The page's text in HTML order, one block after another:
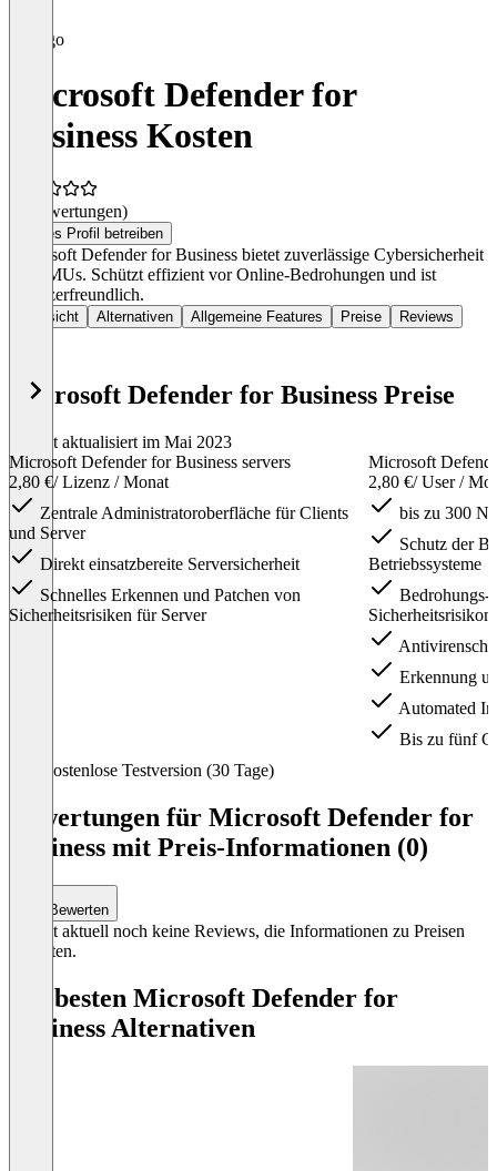
Microsoft Defender for
Business Kosten
(0 Bewertungen)
Dieses Profil betreiben
Microsoft Defender for Business bietet zuverlässige Cybersicherheit
für KMUs. Schützt effizient vor Online-Bedrohungen und ist
benutzerfreundlich.
Übersicht Alternativen Allgemeine Features Preise Reviews
Microsoft Defender for Business Preise
Zuletzt aktualisiert im Mai 2023
Microsoft Defender for Business servers
2,80 €/ Lizenz / Monat
Zentrale Administratoroberfläche für Clients
und Server
Direkt einsatzbereite Serversicherheit
Schnelles Erkennen und Patchen von
Sicherheitsrisiken für Server
Microsoft
2,80 €/ User /
bis zu 300
Schutz der
Betriebssysteme
Bedrohungs-
Erkennung
Automated
Bis zu fünf
Kostenlose Testversion (30 Tage)
Bewertungen für Microsoft Defender for
Business mit Preis-Informationen (0)
Bewerten
Es gibt aktuell noch keine Reviews, die Informationen zu Preisen
enthalten.
Die besten Microsoft Defender for
Business Alternativen